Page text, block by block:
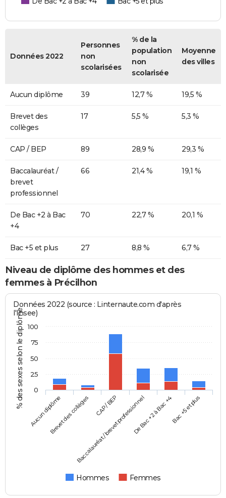
Données 2022
Personnes
non
scolarisées
% de la
population
non
scolarisée
Moyenne
des villes
Aucun diplôme 39 12,7 % 19,5 %
Brevet des
collèges
17 5,5 % 5,3 %
CAP / BEP 89 28,9 % 29,3 %
Baccalauréat /
brevet
professionnel
66 21,4 % 19,1 %
De Bac +2 à Bac
+4
70 22,7 % 20,1 %
Bac +5 et plus 27 8,8 % 6,7 %
Niveau de diplôme des hommes et des
femmes à Précilhon
% des sexes selon le diplôme
Données 2022 (source : Linternaute.com d'après
l'Insee)
Hommes Femmes
Aucun diplômeBrevet des collèges CAP / BEP
Baccalauréat / brevet professionnelDe Bac +2 à Bac +4Bac +5 et plus
0
25
50
75
100